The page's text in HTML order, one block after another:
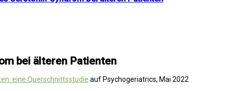
bei älteren Patienten
eine Querschnittsstudie auf Psychogeriatrics, Mai 2022